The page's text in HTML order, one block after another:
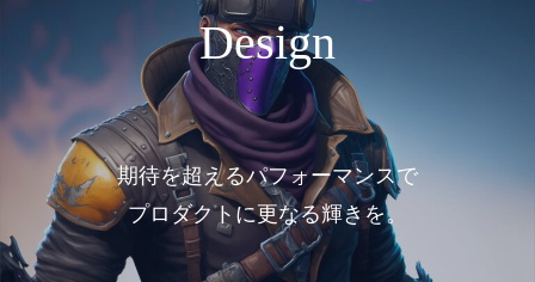
Design
期待を超えるパフォーマンスで
プロダクトに更なる輝きを。